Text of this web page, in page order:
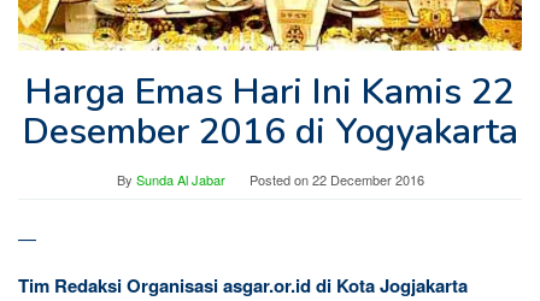
Harga Emas Hari Ini Kamis 22
Desember 2016 di Yogyakarta
By Sunda Al Jabar Posted on22 December 2016
—
Tim Redaksi Organisasi asgar.or.id di Kota Jogjakarta